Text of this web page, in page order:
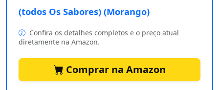
(todos Os Sabores) (Morango)
Confira os detalhes completos e o preço atual
diretamente na Amazon.
Comprar na Amazon